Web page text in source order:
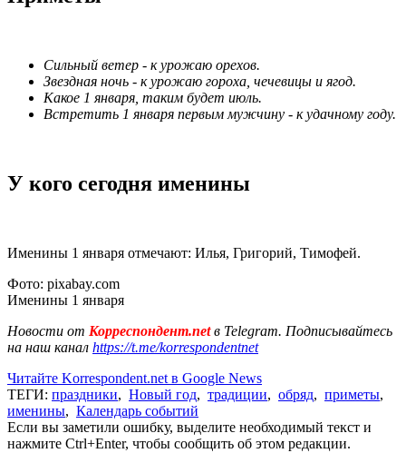
Сильный ветер - к урожаю орехов.
Звездная ночь - к урожаю гороха, чечевицы и ягод.
Какое 1 января, таким будет июль.
Встретить 1 января первым мужчину - к удачному году.
У кого сегодня именины
Именины 1 января отмечают: Илья, Григорий, Тимофей.
Фото: pixabay.com
Именины 1 января
Новости от Корреспондент.netв Telegram. Подписывайтесь
на наш канал https://t.me/korrespondentnet
Читайте Korrespondent.net в Google News
ТЕГИ: праздники, Новый год, традиции, обряд, приметы,
именины, Календарь событий
Если вы заметили ошибку, выделите необходимый текст и
нажмите Ctrl+Enter, чтобы сообщить об этом редакции.